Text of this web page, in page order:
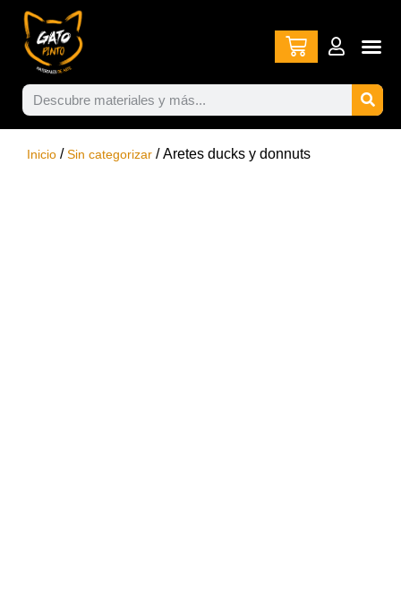
Inicio /Sin categorizar / Aretes ducks y donnuts